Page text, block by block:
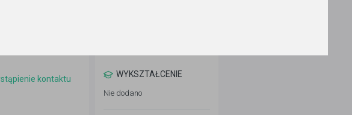
kontaktu WYKSZTAŁCENIE
Nie dodano